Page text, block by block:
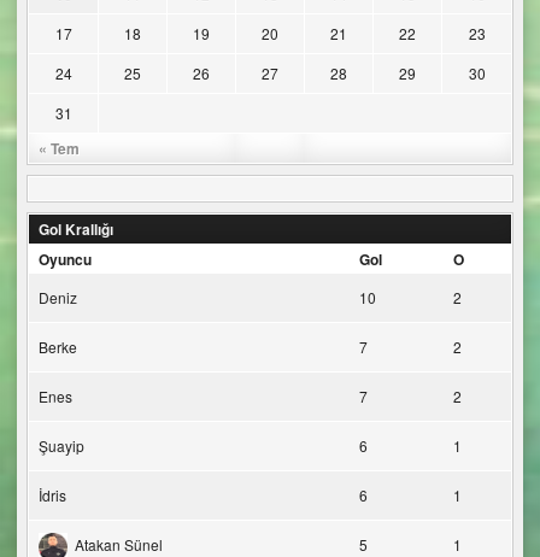
« Tem
17
18 19 20 21 22
23
24
25 26 27 28 29
30
31
Gol Krallığı
Oyuncu
Gol O
Deniz 10 2
Berke 7 2
Enes 7 2
Şuayip 6 1
İdris 6 1
Atakan Sünel 5 1